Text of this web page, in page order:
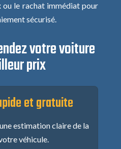
ou le rachat immédiat pour
sécurisé.
votre voiture
prix
et gratuite
estimation claire de la
véhicule.